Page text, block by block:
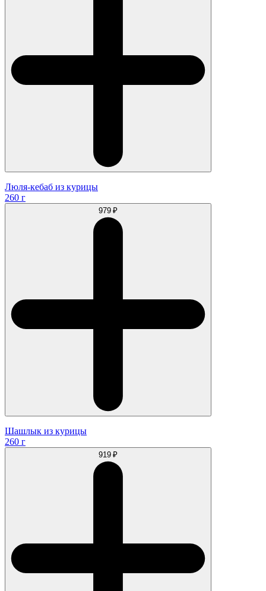
Люля-кебаб из курицы
260 г
979 ₽
Шашлык из курицы
260 г
919 ₽